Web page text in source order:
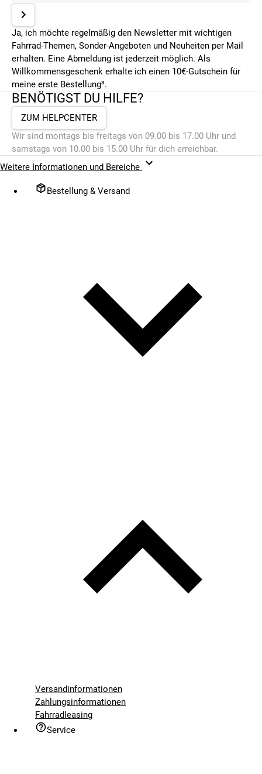
Ja, ich möchte regelmäßig den Newsletter mit wichtigen
Fahrrad-Themen, Sonder-Angeboten und Neuheiten per Mail
erhalten. Eine Abmeldung ist jederzeit möglich. Als
Willkommensgeschenk erhalte ich einen 10€-Gutschein für
meine erste Bestellung³.
BENÖTIGST DU HILFE?
ZUM HELPCENTER
Wir sind montags bis freitags von 09.00 bis 17.00 Uhr und
samstags von 10.00 bis 15.00 Uhr für dich erreichbar.
Weitere Informationen und Bereiche
Bestellung & Versand
Versandinformationen
Zahlungsinformationen
Fahrradleasing
Service